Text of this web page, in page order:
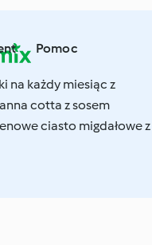
Pomoc
na każdy miesiąc z
cotta z sosem
ciasto migdałowe z